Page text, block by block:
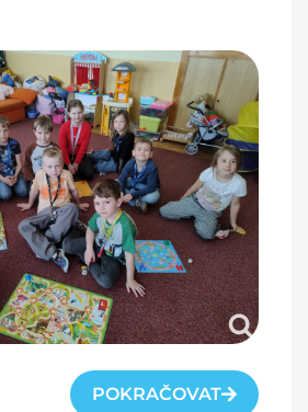
POKRAČOVAT